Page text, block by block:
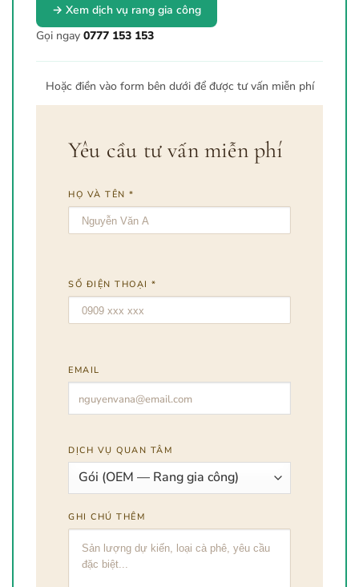
→ Xem dịch vụ rang gia công
Gọi ngay 0777 153 153
Hoặc điền vào form bên dưới để được tư vấn miễn phí
Yêu cầu tư vấn miễn phí
HỌ VÀ TÊN *
SỐ ĐIỆN THOẠI *
EMAIL
DỊCH VỤ QUAN TÂM
GHI CHÚ THÊM